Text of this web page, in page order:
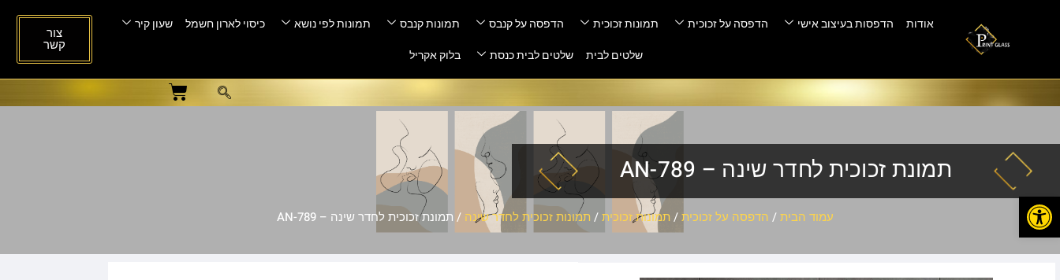
פתח סרגל נגישות
אודות הדפסות בעיצוב אישי הדפסה על זכוכית תמונות זכוכית הדפסה על קנבס תמונות קנבס תמונות לפי נושא כיסוי לארון חשמל
שעון קיר
שלטים לבית
שלטים לבית כנסת בלוק אקריל
צור
קשר
תמונת זכוכית לחדר שינה – AN-789
עמוד הבית/ הדפסה על זכוכית/ תמונות זכוכית/ תמונות זכוכית לחדר שינה / תמונת זכוכית לחדר שינה – AN-789